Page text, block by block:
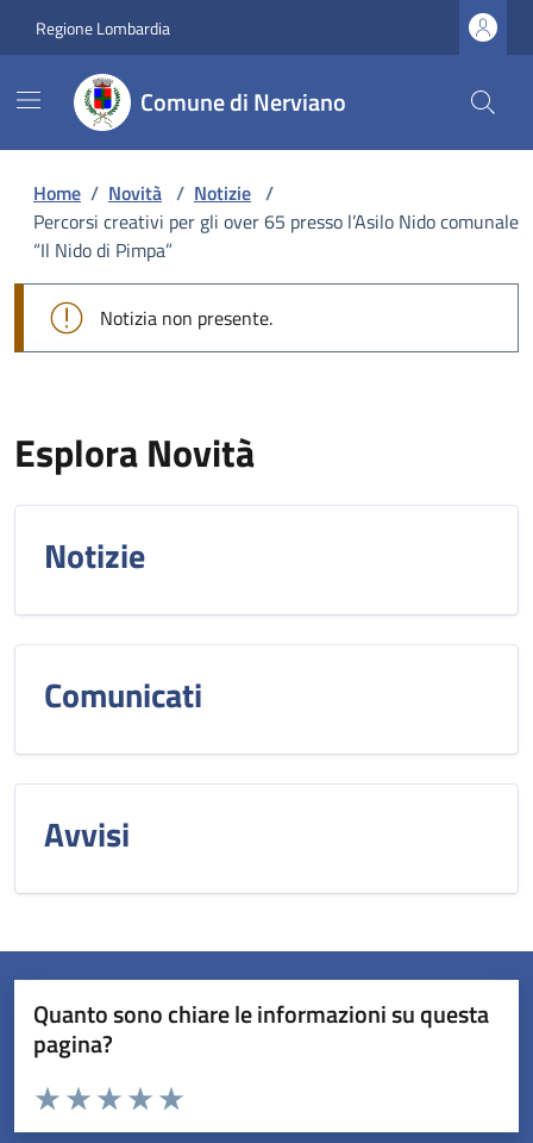
Regione Lombardia
Comune di Nerviano
Home / Novità / Notizie /
Percorsi creativi per gli over 65 presso l’Asilo Nido comunale
“Il Nido di Pimpa”
Notizia non presente.
Esplora Novità
Notizie
Comunicati
Avvisi
Quanto sono chiare le informazioni su questa
pagina?
Valuta da 1 a 5 stelle la pagina
Valuta 5 stelle su 5
Valuta 4 stelle su 5
Valuta 3 stelle su 5
Valuta 2 stelle su 5
Valuta 1 stelle su 5